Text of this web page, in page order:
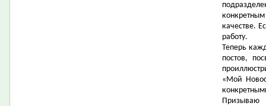
качестве.
работу.
Теперь
постов,
«Мой